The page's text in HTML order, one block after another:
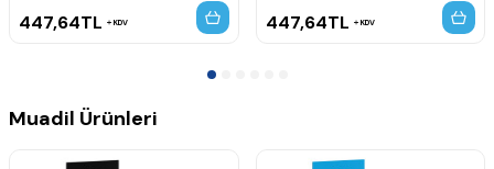
447,64TL KDV 447,64TL KDV
Muadil Ürünleri